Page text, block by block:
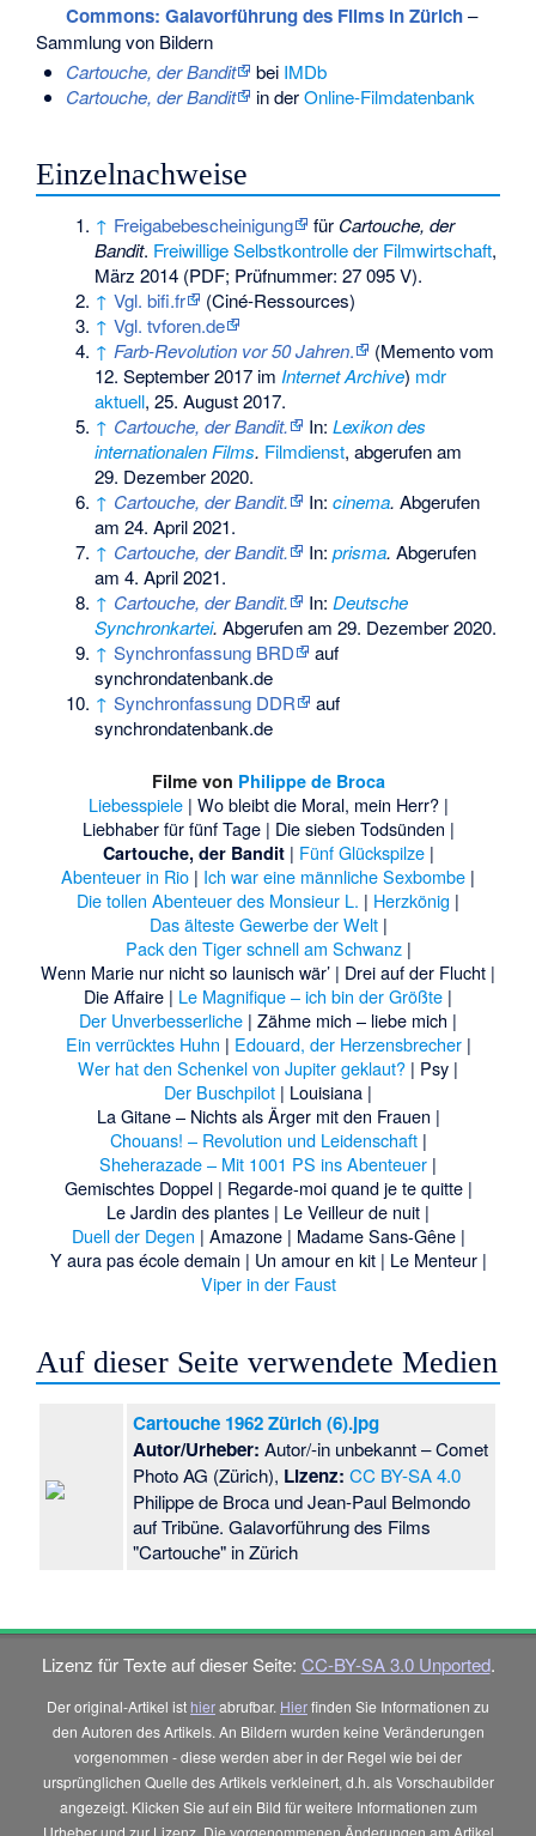
Commons: Galavorführung des Films in Zürich–
Sammlung von Bildern
Cartouche, der Bandit
bei IMDb
Cartouche, der Bandit
in derOnline-Filmdatenbank
Einzelnachweise
↑ Freigabebescheinigung für Cartouche, der
Bandit. Freiwillige Selbstkontrolle der Filmwirtschaft,
März 2014 (PDF; Prüf­nummer: 27 095 V).
↑ Vgl. bifi.fr
(Ciné-Ressources)
↑ Vgl. tvforen.de
↑ Farb-Revolution vor 50 Jahren. (Mementovom
12. September 2017 im Internet Archive) mdr
aktuell, 25. August 2017.
↑ Cartouche, der Bandit. In:Lexikon des
internationalen Films. Filmdienst, abgerufen am
29. Dezember 2020.
↑ Cartouche, der Bandit. In:cinema. Abgerufen
am 24. April 2021.
↑ Cartouche, der Bandit. In:prisma. Abgerufen
am 4. April 2021.
↑ Cartouche, der Bandit. In:Deutsche
Synchronkartei. Abgerufen am 29. Dezember 2020.
↑ Synchronfassung BRD
auf
synchrondatenbank.de
↑ Synchronfassung DDR
auf
synchrondatenbank.de
Filme von Philippe de Broca
Liebesspiele| Wo bleibt die Moral, mein Herr?|
Liebhaber für fünf Tage| Die sieben Todsünden |
Cartouche, der Bandit| Fünf Glückspilze|
Abenteuer in Rio | Ich war eine männliche Sexbombe |
Die tollen Abenteuer des Monsieur L. | Herzkönig |
Das älteste Gewerbe der Welt|
Pack den Tiger schnell am Schwanz|
Wenn Marie nur nicht so launisch wär’ | Drei auf der Flucht |
Die Affaire | Le Magnifique – ich bin der Größte |
Der Unverbesserliche | Zähme mich – liebe mich |
Ein verrücktes Huhn | Edouard, der Herzensbrecher|
Wer hat den Schenkel von Jupiter geklaut? | Psy |
Der Buschpilot | Louisiana |
La Gitane – Nichts als Ärger mit den Frauen |
Chouans! – Revolution und Leidenschaft|
Sheherazade – Mit 1001 PS ins Abenteuer |
Gemischtes Doppel | Regarde-moi quand je te quitte |
Le Jardin des plantes | Le Veilleur de nuit |
Duell der Degen | Amazone | Madame Sans-Gêne |
Y aura pas école demain | Un amour en kit | Le Menteur |
Viper in der Faust
Auf dieser Seite verwendete Medien
Cartouche 1962 Zürich (6).jpg
Autor/Urheber: Autor/-in unbekannt– Comet
Photo AG (Zürich), Lizenz: CC BY-SA 4.0
Philippe de Broca und Jean-Paul Belmondo
auf Tribüne. Galavorführung des Films
"Cartouche" in Zürich
Lizenz für Texte auf dieser Seite: CC-BY-SA 3.0 Unported.
Der original-Artikel ist hierabrufbar. Hierfinden Sie Informationen zu
den Autoren des Artikels. An Bildern wurden keine Veränderungen
vorgenommen - diese werden aber in der Regel wie bei der
ursprünglichen Quelle des Artikels verkleinert, d.h. als Vorschaubilder
angezeigt. Klicken Sie auf ein Bild für weitere Informationen zum